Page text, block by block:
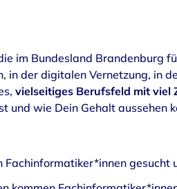
im Bundesland Brandenburg
in der digitalen Vernetzung, in
vielseitiges Berufsfeld mit viel
und wie Dein Gehalt aussehen
Fachinformatiker*innen